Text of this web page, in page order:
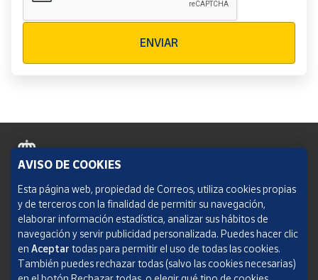
ENVIAR
Política de cookies
Aviso legal
Condiciones del servicio
Política de Privacidad Web
AVISO DE COOKIES
Esta página web, propiedad de Correos, utiliza cookies propias
y de terceros con la finalidad de permitir su navegación,
elaborar información estadística, analizar sus hábitos de
navegación y servir publicidad personalizada. Puedes hacer clic
en Aceptar todas para permitir el uso de todas las cookies.
También puedes rechazar todas (salvo las cookies necesarias)